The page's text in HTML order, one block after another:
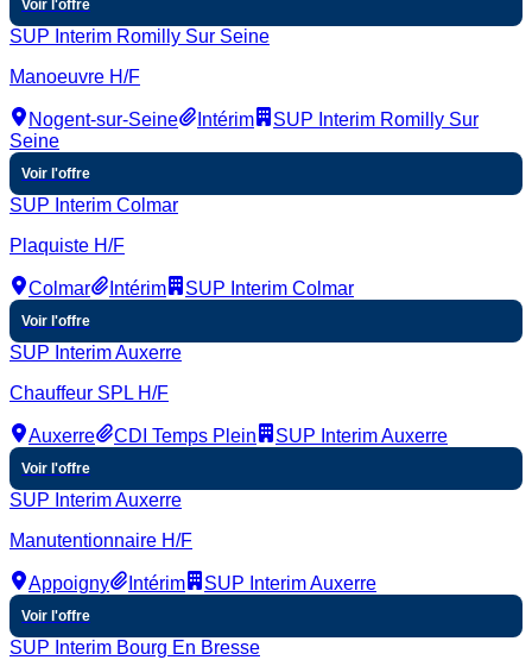
Voir l'offre
SUP Interim Romilly Sur Seine
Manoeuvre H/F
Nogent-sur-Seine Intérim
SUP Interim Romilly Sur
Seine
Voir l'offre
SUP Interim Colmar
Plaquiste H/F
Colmar Intérim SUP Interim Colmar
Voir l'offre
SUP Interim Auxerre
Chauffeur SPL H/F
Auxerre CDI Temps Plein SUP Interim Auxerre
Voir l'offre
SUP Interim Auxerre
Manutentionnaire H/F
Appoigny Intérim SUP Interim Auxerre
Voir l'offre
SUP Interim Bourg En Bresse